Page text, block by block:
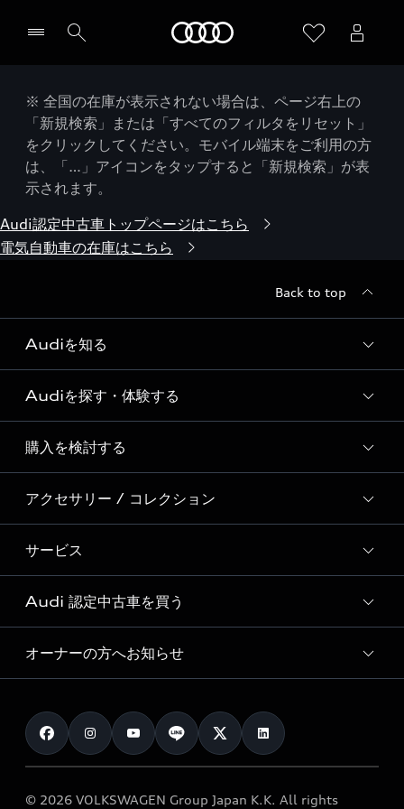
※ 全国の在庫が表示されない場合は、ページ右上の
「新規検索」または「すべてのフィルタをリセット」
をクリックしてください。モバイル端末をご利用の方
は、「…」アイコンをタップすると「新規検索」が表
示されます。
Audi認定中古車トップページはこちら
電気自動車の在庫はこちら
Back to top
Audiを知る
Audi ブランド
Story of Progress
Audi Sport
Formula 1®
デジタルサービス
Audiを探す・体験する
ディーラー検索
新車在庫検索
試乗車・展示車検索
見積り依頼
試乗予約
購入を検討する
モデル一覧
特別仕様モデル / 限定モデル
e-tronラインアップ
価格シミュレーション
車両比較
カタログ一覧
アクセサリー / コレクション
純正アクセサリー
オンラインショップ
Audi collection
アウディナビアプリ
サービス
サービス入庫予約
サービスプログラム
メンテナンス
車検 / 定期点検
e-tronアフターサポート
Audi 認定中古車を買う
Audi認定中古車
クオリティ
保証
メンテナンス
オーナーの方へお知らせ
お知らせ
オーナー様向けキャンペーン
© 2026 VOLKSWAGEN Group Japan K.K. All rights